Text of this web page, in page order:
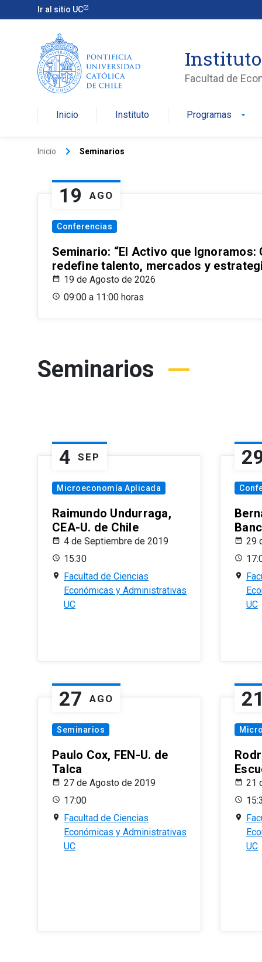
Ir al sitio UC
Facultad de
Inicio Instituto Programas arrow_drop_down
Inicio keyboard_arrow_right Seminarios
19 AGO
Conferencias
Seminario: “El Activo que
redefine talento, mercados y
19 de Agosto de 2026
09:00 a 11:00 horas
Seminarios
4 SEP
Microeconomía Aplicada
Raimundo Undurraga,
CEA-U. de Chile
4 de Septiembre de 2019
15:30
Facultad de Ciencias
Económicas y Administrativas
UC
29
UC
27 AGO
Seminarios
Paulo Cox, FEN-U. de
Talca
27 de Agosto de 2019
17:00
Facultad de Ciencias
Económicas y Administrativas
UC
21
UC